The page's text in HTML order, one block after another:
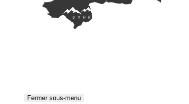
Fermer sous-menu